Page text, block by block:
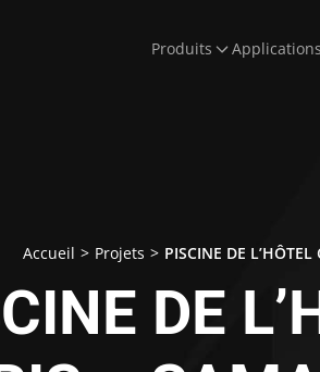
Produits Applications
Accueil > Projets > PISCINE DE
DE